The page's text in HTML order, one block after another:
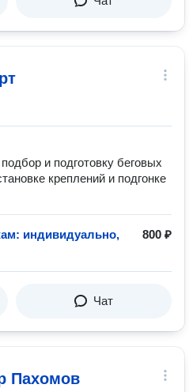
и подготовку беговых
креплений и подгонке
индивидуально,
800 ₽
Чат
Пахомов